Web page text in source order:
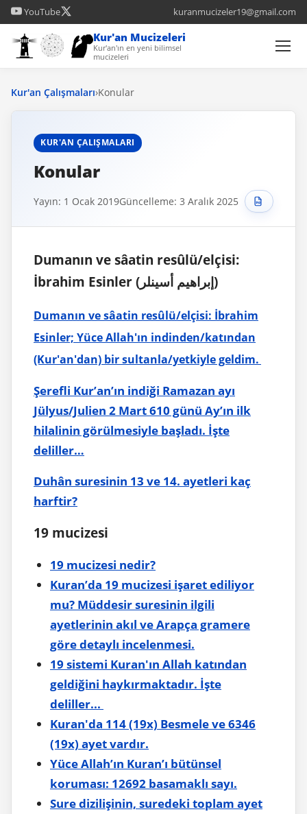
YouTube kuranmucizeler19@gmail.com
Kur'an Mucizeleri
Kur'an'ın en yeni bilimsel
mucizeleri
Kur'an Çalışmaları›Konular
KUR'AN ÇALIŞMALARI
Konular
Yayın: 1 Ocak 2019Güncelleme: 3 Aralık 2025
Dumanın ve sâatin resûlü/elçisi:
İbrahim Esinler (إبراهيم أسينلر)
Dumanın ve sâatin resûlü/elçisi: İbrahim
Esinler; Yüce Allah'ın indinden/katından
(Kur'an'dan) bir sultanla/yetkiyle geldim.
Şerefli Kur’an’ın indiği Ramazan ayı
Jülyus/Julien 2 Mart 610 günü Ay’ın ilk
hilalinin görülmesiyle başladı. İşte
deliller…
Duhân suresinin 13 ve 14. ayetleri kaç
harftir?
19 mucizesi
19 mucizesi nedir?
Kuran’da 19 mucizesi işaret ediliyor
mu? Müddesir suresinin ilgili
ayetlerinin akıl ve Arapça gramere
göre detaylı incelenmesi.
19 sistemi Kuran'ın Allah katından
geldiğini haykırmaktadır. İşte
deliller...
Kuran'da 114 (19x) Besmele ve 6346
(19x) ayet vardır.
Yüce Allah’ın Kuran’ı bütünsel
koruması: 12692 basamaklı sayı.
Sure dizilişinin, suredeki toplam ayet